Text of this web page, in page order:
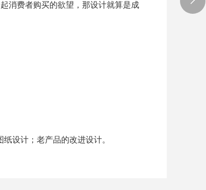
消费者购买的欲望，那设计就算是成
设计；老产品的改进设计。